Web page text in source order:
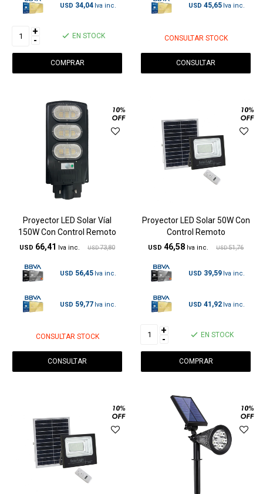
USD 34,04
+
- EN STOCK
USD 45,65
CONSULTAR STOCK
CONSULTAR
Proyector LED Solar Víal
150W Con Control Remoto
USD 66,41 USD 73,80
USD 56,45
USD 59,77
CONSULTAR STOCK
CONSULTAR
Proyector LED Solar 50W Con
Control Remoto
USD 46,58 USD 51,76
USD 39,59
USD 41,92
+
- EN STOCK